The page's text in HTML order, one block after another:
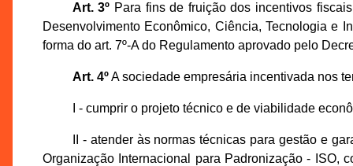
Art. 3º Para fins de fruição dos incentivos
Desenvolvimento Econômico, Ciência, Tecnologia e
forma do art. 7º-A do Regulamento aprovado pelo
Art. 4ºA sociedade empresária incentivada nos
I - cumprir o projeto técnico e de viabilidade
II - atender às normas técnicas para gestão e
Organização Internacional para Padronização - ISO,